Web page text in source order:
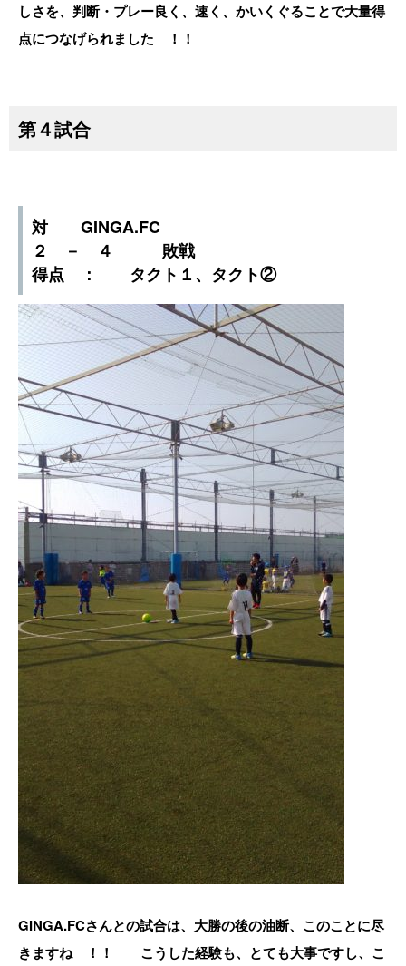
しさを、判断・プレー良く、速く、かいくぐることで大量得
点につなげられました ！！
第４試合
対 GINGA.FC
２ － ４ 敗戦
得点 ： タクト１、タクト②
GINGA.FCさんとの試合は、大勝の後の油断、このことに尽
きますね ！！ こうした経験も、とても大事ですし、こ